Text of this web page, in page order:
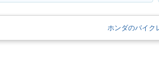
ホンダのバイク